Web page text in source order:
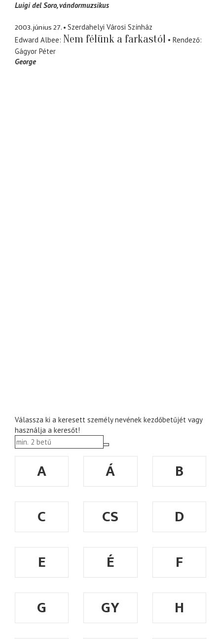
Luigi del Soro vándormuzsikus
2003. június 27.
Szerdahelyi Városi Színház
Edward Albee Nem félünk a farkastól
Rendező
Gágyor Péter
George
Válassza ki a keresett személy nevének kezdőbetűjét vagy
használja a keresőt!
A Á
B
C
CS
D
E
É
F
G
GY H